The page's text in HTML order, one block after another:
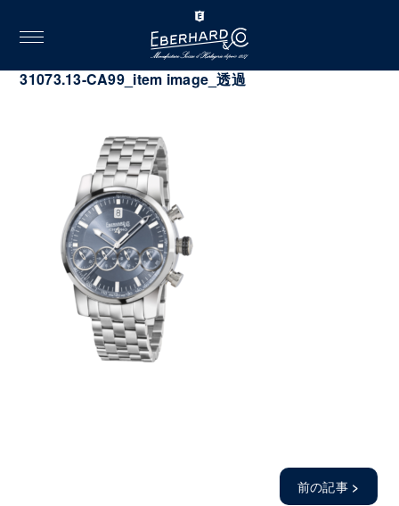
toggle
navigation
31073.13-CA99_item image_透過
前の記事 >